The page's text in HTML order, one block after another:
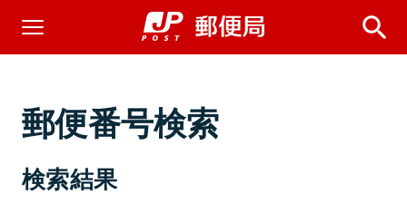
郵便番号検索
検索結果